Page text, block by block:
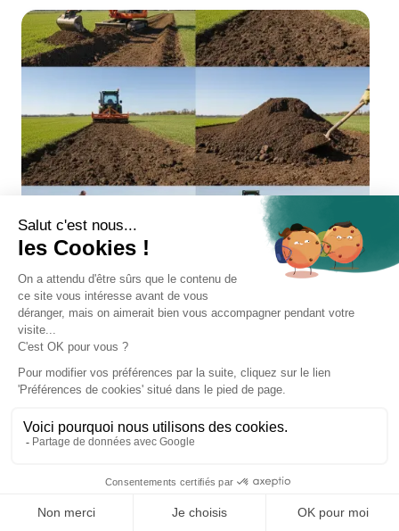
Quelle terre pour pelouse ? Conseils
pour un bon enracinement
31 mars 2026 Voir l'article 